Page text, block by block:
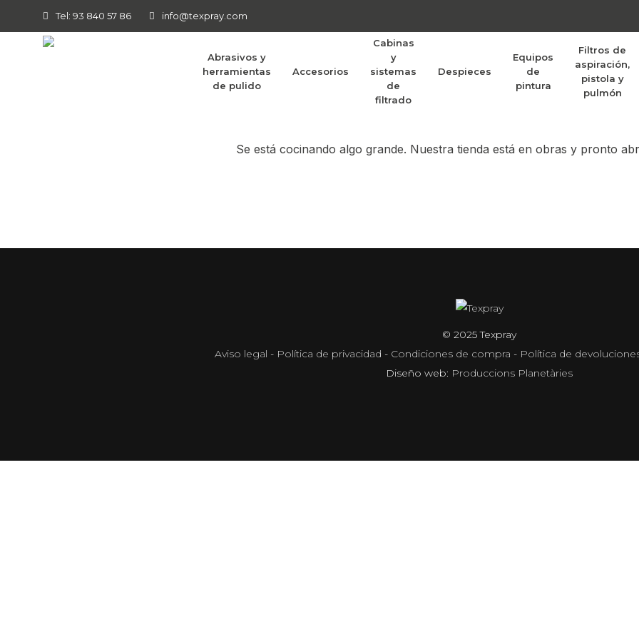
Tel: 93 840 57 86 info@texpray.com
Abrasivos y
herramientas
de pulido
Accesorios
Cabinas
y
sistemas
de
filtrado
Despieces
Equipos
de
pintura
Filtros de
aspiración,
pistola y
pulmón
Tenemos grandes proyectos
Se está cocinando algo grande. Nuestra tienda está en obras y pronto
© 2025 Texpray
Aviso legal - Política de privacidad - Condiciones de compra - Política de
Diseño web: Produccions Planetàries